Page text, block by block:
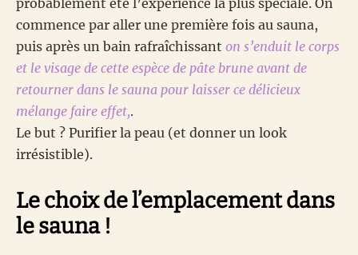
probablement été l’expérience la plus spéciale. On
commence par aller une première fois au sauna,
puis après un bain rafraîchissant on s’enduit le corps
et le visage de cette espèce de pâte brune avant de
retourner dans le sauna pour laisser ce délicieux
mélange faire effet,.
Le but ? Purifier la peau (et donner un look
irrésistible).
Le choix de l’emplacement dans
le sauna !